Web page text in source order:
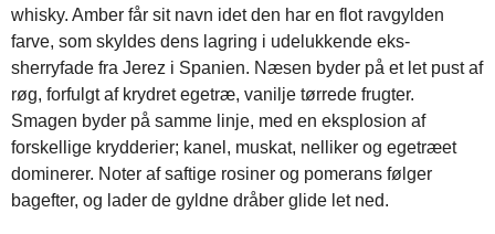
whisky. Amber får sit navn idet den har en flot ravgylden
farve, som skyldes dens lagring i udelukkende eks-
sherryfade fra Jerez i Spanien. Næsen byder på et let pust af
røg, forfulgt af krydret egetræ, vanilje tørrede frugter.
Smagen byder på samme linje, med en eksplosion af
forskellige krydderier; kanel, muskat, nelliker og egetræet
dominerer. Noter af saftige rosiner og pomerans følger
bagefter, og lader de gyldne dråber glide let ned.